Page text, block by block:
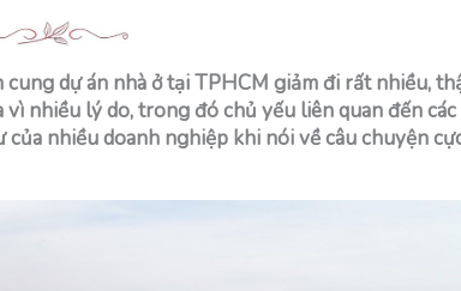
dự án nhà ở tại TPHCM giảm đi rất nhiều,
nhiều lý do, trong đó chủ yếu liên quan đến
nhiều doanh nghiệp khi nói về câu chuyện